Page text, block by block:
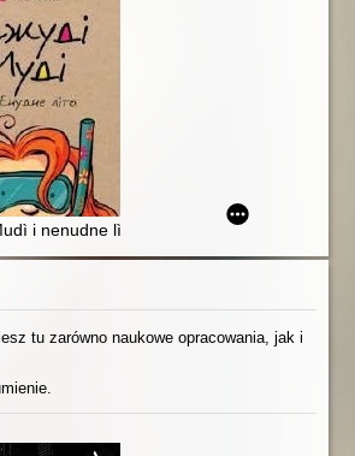
i nenudne lìto
tu zarówno naukowe opracowania, jak i